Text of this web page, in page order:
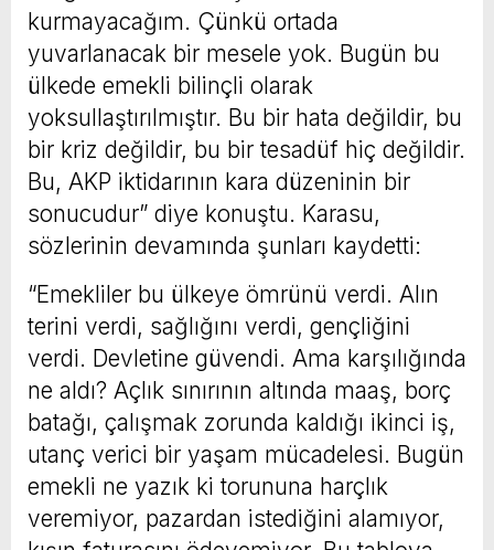
kurmayacağım. Çünkü ortada
yuvarlanacak bir mesele yok. Bugün bu
ülkede emekli bilinçli olarak
yoksullaştırılmıştır. Bu bir hata değildir, bu
bir kriz değildir, bu bir tesadüf hiç değildir.
Bu, AKP iktidarının kara düzeninin bir
sonucudur” diye konuştu. Karasu,
sözlerinin devamında şunları kaydetti:
“Emekliler bu ülkeye ömrünü verdi. Alın
terini verdi, sağlığını verdi, gençliğini
verdi. Devletine güvendi. Ama karşılığında
ne aldı? Açlık sınırının altında maaş, borç
batağı, çalışmak zorunda kaldığı ikinci iş,
utanç verici bir yaşam mücadelesi. Bugün
emekli ne yazık ki torununa harçlık
veremiyor, pazardan istediğini alamıyor,